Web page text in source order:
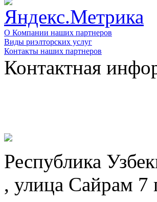
О Компании наших партнеров
Виды риэлторских услуг
Контакты наших партнеров
Контактная
Республика
, улица Сайрам 7